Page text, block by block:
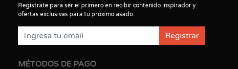
Regístrate para ser el primero en recibir contenido inspirador y
ofertas exclusivas para tu próximo asado.
Registrar
MÉTODOS DE PAGO